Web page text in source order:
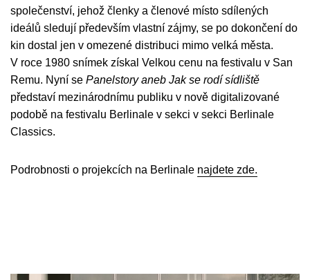
společenství, jehož členky a členové místo sdílených
ideálů sledují především vlastní zájmy, se po dokončení do
kin dostal jen v omezené distribuci mimo velká města.
V roce 1980 snímek získal Velkou cenu na festivalu v San
Remu. Nyní se Panelstory aneb Jak se rodí sídliště
představí mezinárodnímu publiku v nově digitalizované
podobě na festivalu Berlinale v sekci v sekci Berlinale
Classics.
Podrobnosti o projekcích na Berlinale najdete zde.